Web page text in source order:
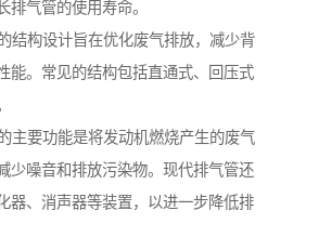
排气管的使用寿命。
结构设计旨在优化废气排放，减少背
能。常见的结构包括直通式、回压式
主要功能是将发动机燃烧产生的废气
少噪音和排放污染物。现代排气管还
器、消声器等装置，以进一步降低排